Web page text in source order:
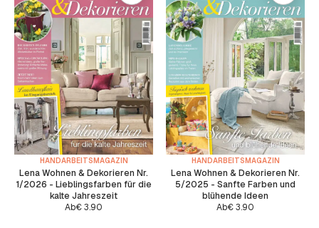
HANDARBEITSMAGAZIN
Lena Wohnen & Dekorieren Nr.
1/2026 - Lieblingsfarben für die
kalte Jahreszeit
Ab€3.90
HANDARBEITSMAGAZIN
Lena Wohnen & Dekorieren Nr.
5/2025 - Sanfte Farben und
blühende Ideen
Ab€3.90